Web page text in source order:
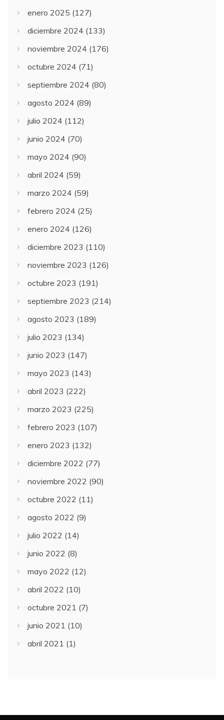
enero 2025 (127)
diciembre 2024 (133)
noviembre 2024 (176)
octubre 2024 (71)
septiembre 2024 (80)
agosto 2024 (89)
julio 2024 (112)
junio 2024 (70)
mayo 2024 (90)
abril 2024 (59)
marzo 2024 (59)
febrero 2024 (25)
enero 2024 (126)
diciembre 2023 (110)
noviembre 2023 (126)
octubre 2023 (191)
septiembre 2023 (214)
agosto 2023 (189)
julio 2023 (134)
junio 2023 (147)
mayo 2023 (143)
abril 2023 (222)
marzo 2023 (225)
febrero 2023 (107)
enero 2023 (132)
diciembre 2022 (77)
noviembre 2022 (90)
octubre 2022 (11)
agosto 2022 (9)
julio 2022 (14)
junio 2022 (8)
mayo 2022 (12)
abril 2022 (10)
octubre 2021 (7)
junio 2021 (10)
abril 2021 (1)